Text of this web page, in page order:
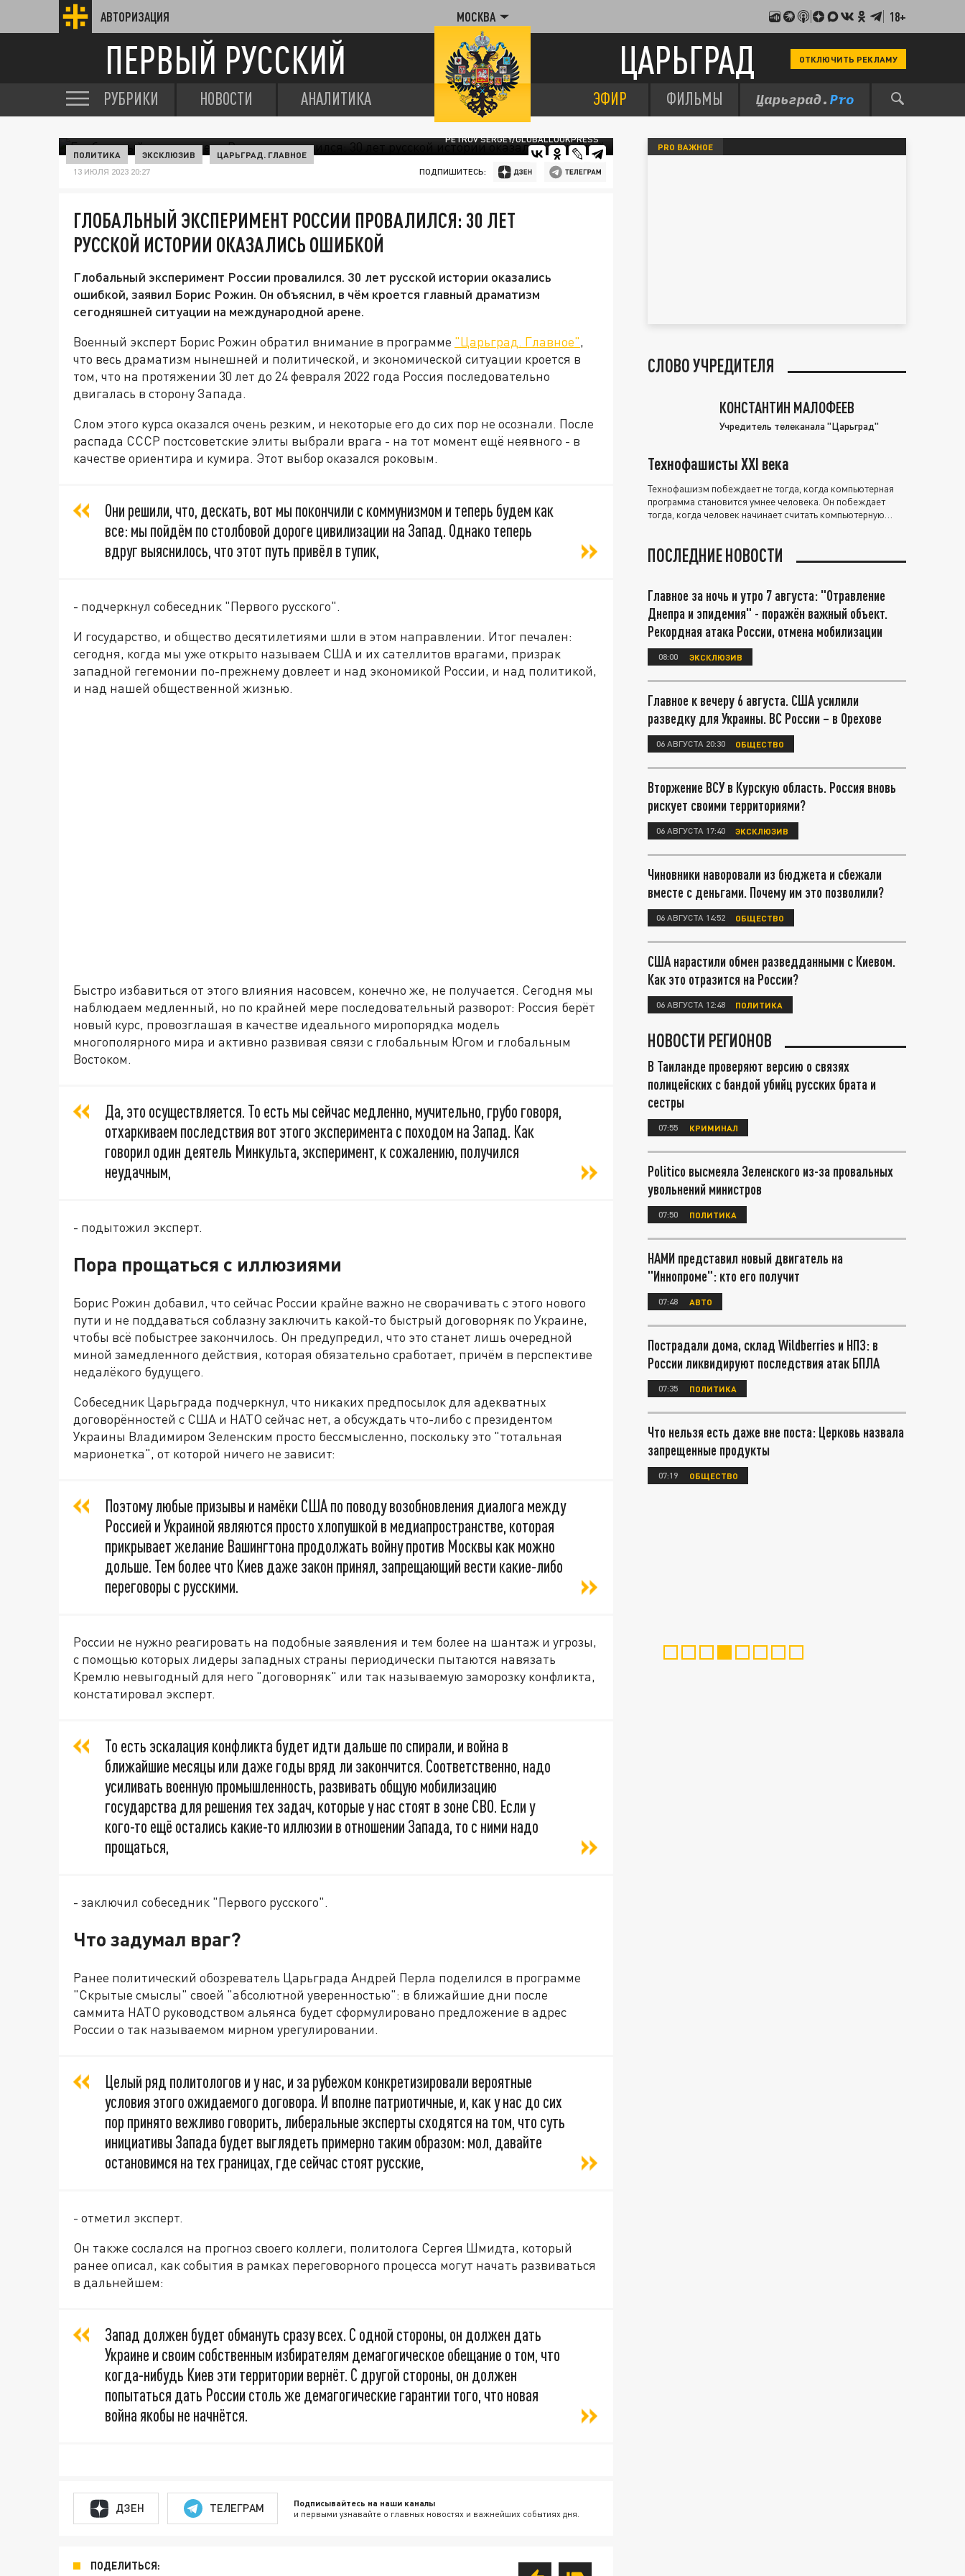
АВТОРИЗАЦИЯ МОСКВА 18+
ПЕРВЫЙ РУССКИЙ ЦАРЬГРАД ОТКЛЮЧИТЬ РЕКЛАМУ
РУБРИКИ НОВОСТИ АНАЛИТИКА ЭФИР ФИЛЬМЫ
PETROV SERGEY/GLOBALLOOKPRESS
ПОЛИТИКА ЭКСКЛЮЗИВ ЦАРЬГРАД. ГЛАВНОЕ
13 ИЮЛЯ 2023 20:27 ПОДПИШИТЕСЬ:
ГЛОБАЛЬНЫЙ ЭКСПЕРИМЕНТ РОССИИ ПРОВАЛИЛСЯ: 30 ЛЕТ
РУССКОЙ ИСТОРИИ ОКАЗАЛИСЬ ОШИБКОЙ
Глобальный эксперимент России провалился. 30 лет русской истории оказались
ошибкой, заявил Борис Рожин. Он объяснил, в чём кроется главный драматизм
сегодняшней ситуации на международной арене.
Военный эксперт Борис Рожин обратил внимание в программе "Царьград. Главное",
что весь драматизм нынешней и политической, и экономической ситуации кроется в
том, что на протяжении 30 лет до 24 февраля 2022 года Россия последовательно
двигалась в сторону Запада.
Слом этого курса оказался очень резким, и некоторые его до сих пор не осознали. После
распада СССР постсоветские элиты выбрали врага - на тот момент ещё неявного - в
качестве ориентира и кумира. Этот выбор оказался роковым.
Они решили, что, дескать, вот мы покончили с коммунизмом и теперь будем как
все: мы пойдём по столбовой дороге цивилизации на Запад. Однако теперь
вдруг выяснилось, что этот путь привёл в тупик,
- подчеркнул собеседник "Первого русского".
И государство, и общество десятилетиями шли в этом направлении. Итог печален:
сегодня, когда мы уже открыто называем США и их сателлитов врагами, призрак
западной гегемонии по-прежнему довлеет и над экономикой России, и над политикой,
и над нашей общественной жизнью.
Быстро избавиться от этого влияния насовсем, конечно же, не получается. Сегодня мы
наблюдаем медленный, но по крайней мере последовательный разворот: Россия берёт
новый курс, провозглашая в качестве идеального миропорядка модель
многополярного мира и активно развивая связи с глобальным Югом и глобальным
Востоком.
Да, это осуществляется. То есть мы сейчас медленно, мучительно, грубо говоря,
отхаркиваем последствия вот этого эксперимента с походом на Запад. Как
говорил один деятель Минкульта, эксперимент, к сожалению, получился
неудачным,
- подытожил эксперт.
Пора прощаться с иллюзиями
Борис Рожин добавил, что сейчас России крайне важно не сворачивать с этого нового
пути и не поддаваться соблазну заключить какой-то быстрый договорняк по Украине,
чтобы всё побыстрее закончилось. Он предупредил, что это станет лишь очередной
миной замедленного действия, которая обязательно сработает, причём в перспективе
недалёкого будущего.
Собеседник Царьграда подчеркнул, что никаких предпосылок для адекватных
договорённостей с США и НАТО сейчас нет, а обсуждать что-либо с президентом
Украины Владимиром Зеленским просто бессмысленно, поскольку это "тотальная
марионетка", от которой ничего не зависит:
Поэтому любые призывы и намёки США по поводу возобновления диалога между
Россией и Украиной являются просто хлопушкой в медиапространстве, которая
прикрывает желание Вашингтона продолжать войну против Москвы как можно
дольше. Тем более что Киев даже закон принял, запрещающий вести какие-либо
переговоры с русскими.
России не нужно реагировать на подобные заявления и тем более на шантаж и угрозы,
с помощью которых лидеры западных страны периодически пытаются навязать
Кремлю невыгодный для него "договорняк" или так называемую заморозку конфликта,
констатировал эксперт.
То есть эскалация конфликта будет идти дальше по спирали, и война в
ближайшие месяцы или даже годы вряд ли закончится. Соответственно, надо
усиливать военную промышленность, развивать общую мобилизацию
государства для решения тех задач, которые у нас стоят в зоне СВО. Если у
кого-то ещё остались какие-то иллюзии в отношении Запада, то с ними надо
прощаться,
- заключил собеседник "Первого русского".
Что задумал враг?
Ранее политический обозреватель Царьграда Андрей Перла поделился в программе
"Скрытые смыслы" своей "абсолютной уверенностью": в ближайшие дни после
саммита НАТО руководством альянса будет сформулировано предложение в адрес
России о так называемом мирном урегулировании.
Целый ряд политологов и у нас, и за рубежом конкретизировали вероятные
условия этого ожидаемого договора. И вполне патриотичные, и, как у нас до сих
пор принято вежливо говорить, либеральные эксперты сходятся на том, что суть
инициативы Запада будет выглядеть примерно таким образом: мол, давайте
остановимся на тех границах, где сейчас стоят русские,
- отметил эксперт.
Он также сослался на прогноз своего коллеги, политолога Сергея Шмидта, который
ранее описал, как события в рамках переговорного процесса могут начать развиваться
в дальнейшем:
Запад должен будет обмануть сразу всех. С одной стороны, он должен дать
Украине и своим собственным избирателям демагогическое обещание о том, что
когда-нибудь Киев эти территории вернёт. С другой стороны, он должен
попытаться дать России столь же демагогические гарантии того, что новая
война якобы не начнётся.
ДЗЕН ТЕЛЕГРАМ Подписывайтесь на наши каналы
и первыми узнавайте о главных новостях и важнейших событиях дня.
ПОДЕЛИТЬСЯ:
PRO ВАЖНОЕ
СЛОВО УЧРЕДИТЕЛЯ
КОНСТАНТИН МАЛОФЕЕВ
Учредитель телеканала "Царьград"
Технофашисты XXI века
Технофашизм побеждает не тогда, когда компьютерная
программа становится умнее человека. Он побеждает
тогда, когда человек начинает считать компьютерную
ПОСЛЕДНИЕ НОВОСТИ
Главное за ночь и утро 7 августа: "Отравление
Днепра и эпидемия" - поражён важный объект.
Рекордная атака России, отмена мобилизации
08:00 ЭКСКЛЮЗИВ
Главное к вечеру 6 августа. США усилили
разведку для Украины. ВС России – в Орехове
06 АВГУСТА 20:30 ОБЩЕСТВО
Вторжение ВСУ в Курскую область. Россия вновь
рискует своими территориями?
06 АВГУСТА 17:40 ЭКСКЛЮЗИВ
Чиновники наворовали из бюджета и сбежали
вместе с деньгами. Почему им это позволили?
06 АВГУСТА 14:52 ОБЩЕСТВО
США нарастили обмен разведданными с Киевом.
Как это отразится на России?
06 АВГУСТА 12:48 ПОЛИТИКА
НОВОСТИ РЕГИОНОВ
В Таиланде проверяют версию о связях
полицейских с бандой убийц русских брата и
сестры
07:55 КРИМИНАЛ
Politico высмеяла Зеленского из-за провальных
увольнений министров
07:50 ПОЛИТИКА
НАМИ представил новый двигатель на
"Иннопроме": кто его получит
07:48 АВТО
Пострадали дома, склад Wildberries и НПЗ: в
России ликвидируют последствия атак БПЛА
07:35 ПОЛИТИКА
Что нельзя есть даже вне поста: Церковь назвала
запрещенные продукты
07:19 ОБЩЕСТВО